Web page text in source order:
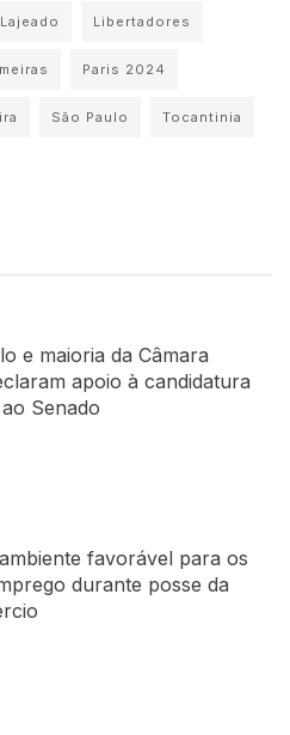
Lajeado Libertadores
Paris 2024
São Paulo Tocantinia
e maioria da Câmara
apoio à candidatura
Senado
favorável para os
durante posse da